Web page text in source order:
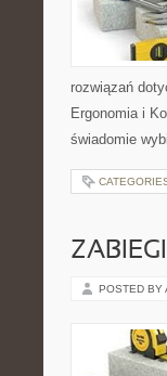
rozwiązań
Ergonomia i
świadomie
POSTED BY